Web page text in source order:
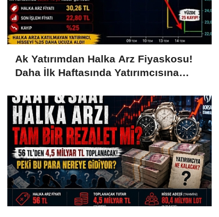
Ak Yatırımdan Halka Arz Fiyaskosu!
Daha İlk Haftasında Yatırımcısına